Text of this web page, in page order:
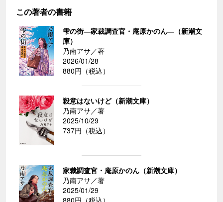
この著者の書籍
雫の街―家裁調査官・庵原かのん―（新潮文
庫）
乃南アサ／著
2026/01/28
880円（税込）
殺意はないけど（新潮文庫）
乃南アサ／著
2025/10/29
737円（税込）
家裁調査官・庵原かのん（新潮文庫）
乃南アサ／著
2025/01/29
880円（税込）